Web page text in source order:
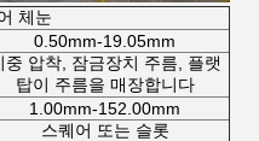
체눈
0.50mm-19.05mm
중 압착, 잠금장치 주름, 플랫
탑이 주름을 매장합니다
1.00mm-152.00mm
스퀘어 또는 슬롯